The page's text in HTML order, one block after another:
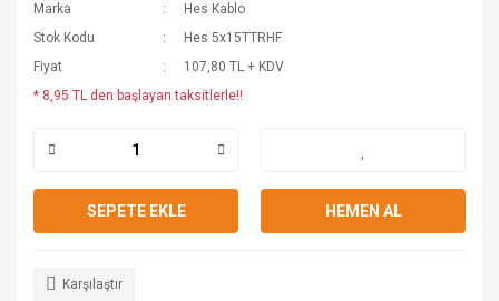
Marka
Hes Kablo
Stok Kodu
Hes 5x15TTRHF
Fiyat
107,80 TL + KDV
* 8,95 TL den başlayan taksitlerle!!
SEPETE EKLE HEMEN AL
Karşılaştır